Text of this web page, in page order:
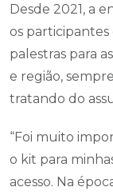
Desde 2021, a
os
palestras para
e região,
tratando do
“Foi muito
o kit para
acesso. Na